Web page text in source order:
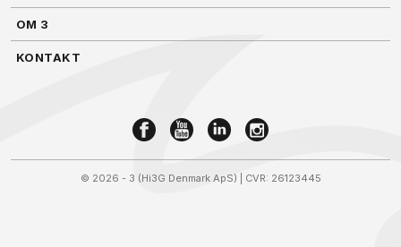
OM 3
KONTAKT
© 2026 - 3 (Hi3G Denmark ApS) | CVR: 26123445